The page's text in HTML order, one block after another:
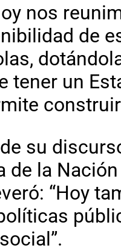
nos
de
tener un
su
de la
“Hoy